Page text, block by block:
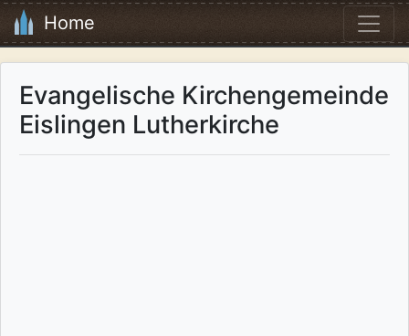
Home
Evangelische Kirchengemeinde
Eislingen Lutherkirche